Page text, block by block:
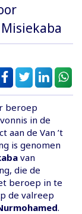
beroep
in de
aan de Van ’t
is genomen
van
die de
beroep in te
de valreep
.